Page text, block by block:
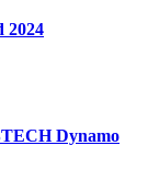
2024
Dynamo